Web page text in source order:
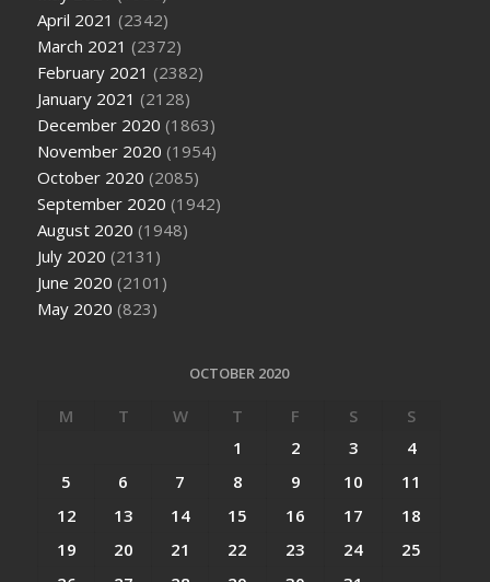
April 2021 (2342)
March 2021 (2372)
February 2021 (2382)
January 2021 (2128)
December 2020 (1863)
November 2020 (1954)
October 2020 (2085)
September 2020 (1942)
August 2020 (1948)
July 2020 (2131)
June 2020 (2101)
May 2020 (823)
OCTOBER 2020
M T W T F S
S
1
2 3
4
5
6 7 8 9 10
11
12
13 14 15 16 17
18
19
20 21 22 23 24
25